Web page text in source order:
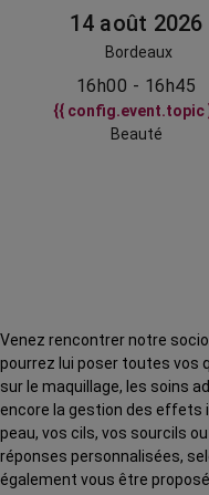
14 août 2026
Bordeaux
16h00 - 16h45
{{ config.event.topic
Beauté
Venez rencontrer notre
pourrez lui poser toutes vos
sur le maquillage, les soins
encore la gestion des
peau, vos cils, vos sourcils
réponses personnalisées,
également vous être